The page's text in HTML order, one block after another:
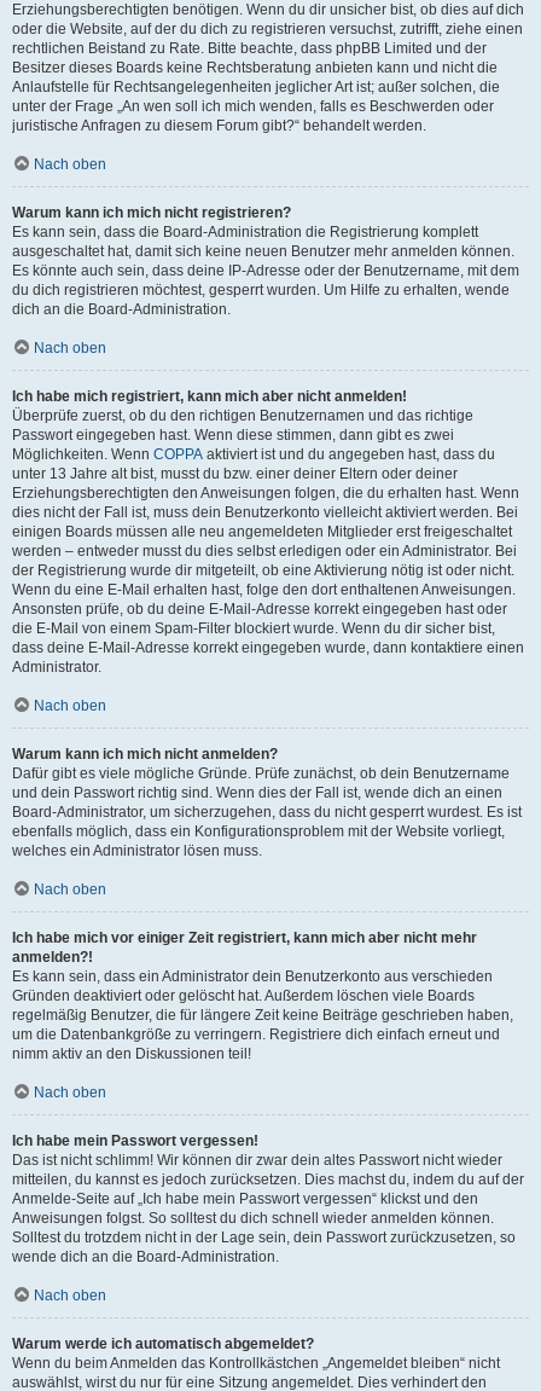
Erziehungsberechtigten benötigen. Wenn du dir unsicher bist, ob dies auf dich
oder die Website, auf der du dich zu registrieren versuchst, zutrifft, ziehe einen
rechtlichen Beistand zu Rate. Bitte beachte, dass phpBB Limited und der
Besitzer dieses Boards keine Rechtsberatung anbieten kann und nicht die
Anlaufstelle für Rechtsangelegenheiten jeglicher Art ist; außer solchen, die
unter der Frage „An wen soll ich mich wenden, falls es Beschwerden oder
juristische Anfragen zu diesem Forum gibt?“ behandelt werden.
Nach oben
Warum kann ich mich nicht registrieren?
Es kann sein, dass die Board-Administration die Registrierung komplett
ausgeschaltet hat, damit sich keine neuen Benutzer mehr anmelden können.
Es könnte auch sein, dass deine IP-Adresse oder der Benutzername, mit dem
du dich registrieren möchtest, gesperrt wurden. Um Hilfe zu erhalten, wende
dich an die Board-Administration.
Nach oben
Ich habe mich registriert, kann mich aber nicht anmelden!
Überprüfe zuerst, ob du den richtigen Benutzernamen und das richtige
Passwort eingegeben hast. Wenn diese stimmen, dann gibt es zwei
Möglichkeiten. Wenn COPPA aktiviert ist und du angegeben hast, dass du
unter 13 Jahre alt bist, musst du bzw. einer deiner Eltern oder deiner
Erziehungsberechtigten den Anweisungen folgen, die du erhalten hast. Wenn
dies nicht der Fall ist, muss dein Benutzerkonto vielleicht aktiviert werden. Bei
einigen Boards müssen alle neu angemeldeten Mitglieder erst freigeschaltet
werden – entweder musst du dies selbst erledigen oder ein Administrator. Bei
der Registrierung wurde dir mitgeteilt, ob eine Aktivierung nötig ist oder nicht.
Wenn du eine E-Mail erhalten hast, folge den dort enthaltenen Anweisungen.
Ansonsten prüfe, ob du deine E-Mail-Adresse korrekt eingegeben hast oder
die E-Mail von einem Spam-Filter blockiert wurde. Wenn du dir sicher bist,
dass deine E-Mail-Adresse korrekt eingegeben wurde, dann kontaktiere einen
Administrator.
Nach oben
Warum kann ich mich nicht anmelden?
Dafür gibt es viele mögliche Gründe. Prüfe zunächst, ob dein Benutzername
und dein Passwort richtig sind. Wenn dies der Fall ist, wende dich an einen
Board-Administrator, um sicherzugehen, dass du nicht gesperrt wurdest. Es ist
ebenfalls möglich, dass ein Konfigurationsproblem mit der Website vorliegt,
welches ein Administrator lösen muss.
Nach oben
Ich habe mich vor einiger Zeit registriert, kann mich aber nicht mehr
anmelden?!
Es kann sein, dass ein Administrator dein Benutzerkonto aus verschieden
Gründen deaktiviert oder gelöscht hat. Außerdem löschen viele Boards
regelmäßig Benutzer, die für längere Zeit keine Beiträge geschrieben haben,
um die Datenbankgröße zu verringern. Registriere dich einfach erneut und
nimm aktiv an den Diskussionen teil!
Nach oben
Ich habe mein Passwort vergessen!
Das ist nicht schlimm! Wir können dir zwar dein altes Passwort nicht wieder
mitteilen, du kannst es jedoch zurücksetzen. Dies machst du, indem du auf der
Anmelde-Seite auf „Ich habe mein Passwort vergessen“ klickst und den
Anweisungen folgst. So solltest du dich schnell wieder anmelden können.
Solltest du trotzdem nicht in der Lage sein, dein Passwort zurückzusetzen, so
wende dich an die Board-Administration.
Nach oben
Warum werde ich automatisch abgemeldet?
Wenn du beim Anmelden das Kontrollkästchen „Angemeldet bleiben“ nicht
auswählst, wirst du nur für eine Sitzung angemeldet. Dies verhindert den